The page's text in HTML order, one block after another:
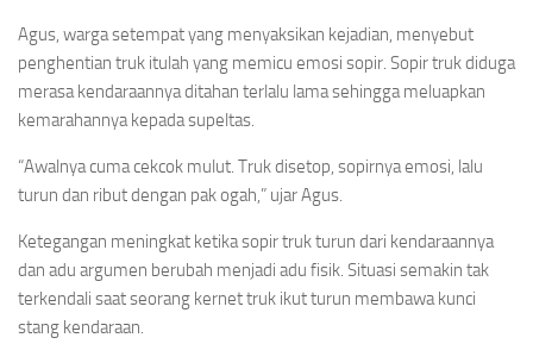
Agus, warga setempat yang menyaksikan kejadian, menyebut
penghentian truk itulah yang memicu emosi sopir. Sopir truk diduga
merasa kendaraannya ditahan terlalu lama sehingga meluapkan
kemarahannya kepada supeltas.
“Awalnya cuma cekcok mulut. Truk disetop, sopirnya emosi, lalu
turun dan ribut dengan pak ogah,” ujar Agus.
Ketegangan meningkat ketika sopir truk turun dari kendaraannya
dan adu argumen berubah menjadi adu fisik. Situasi semakin tak
terkendali saat seorang kernet truk ikut turun membawa kunci
stang kendaraan.